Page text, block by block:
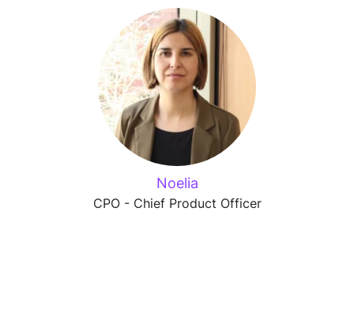
Noelia
CPO - Chief Product Officer